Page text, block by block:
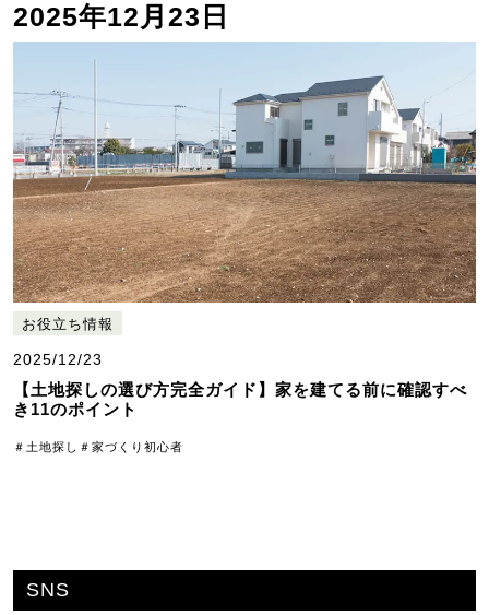
2025年12月23日
お役立ち情報
2025/12/23
【土地探しの選び方完全ガイド】家を建てる前に確認すべ
き11のポイント
＃土地探し ＃家づくり初心者
SNS